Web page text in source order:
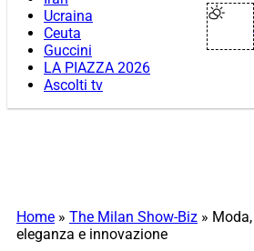
Ucraina
Ceuta
Guccini
LA PIAZZA 2026
Ascolti tv
Home » The Milan Show-Biz »
eleganza e innovazione